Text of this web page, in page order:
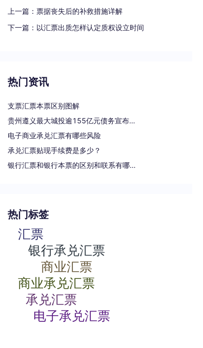
上一篇： 票据丧失后的补救措施详解
下一篇： 以汇票出质怎样认定质权设立时间
热门资讯
支票汇票本票区别图解
贵州遵义最大城投逾155亿元债务宣布重组
电子商业承兑汇票有哪些风险
承兑汇票贴现手续费是多少？
银行汇票和银行本票的区别和联系有哪些（一文读懂支票、本票和汇票的区别）
热门标签
汇票
银行承兑汇票
商业汇票
商业承兑汇票
承兑汇票
电子承兑汇票